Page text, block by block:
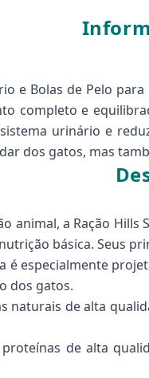
e Bolas de Pelo
completo e
urinário e
dos gatos, mas
animal, a Ração
básica. Seus
especialmente
dos gatos.
naturais de alta
de alta